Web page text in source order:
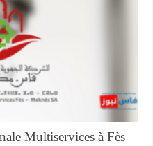
Multiservices à Fès